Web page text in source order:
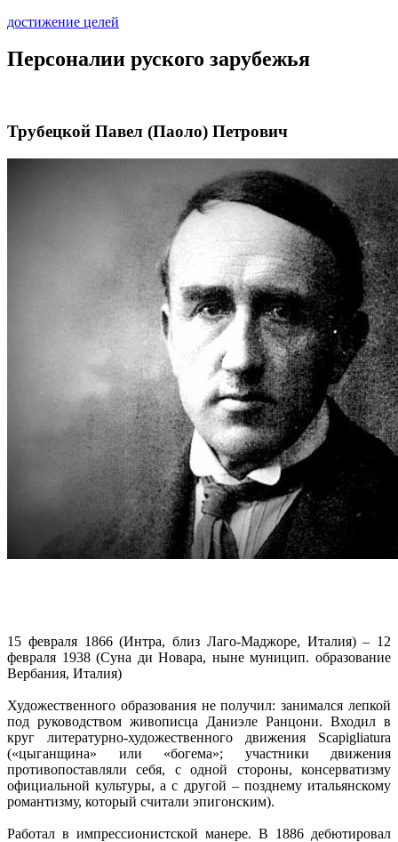
достижение целей
Персоналии руского зарубежья
Трубецкой Павел (Паоло) Петрович
15 февраля 1866 (Интра, близ Лаго-Маджоре, Италия) – 12
февраля 1938 (Суна ди Новара, ныне муницип. образование
Вербания, Италия)
Художественного образования не получил: занимался лепкой
под руководством живописца Даниэле Ранцони. Входил в
круг литературно-художественного движения Scapigliatura
(«цыганщина» или «богема»; участники движения
противопоставляли себя, с одной стороны, консерватизму
официальной культуры, а с другой – позднему итальянскому
романтизму, который считали эпигонским).
Работал в импрессионистской манере. В 1886 дебютировал